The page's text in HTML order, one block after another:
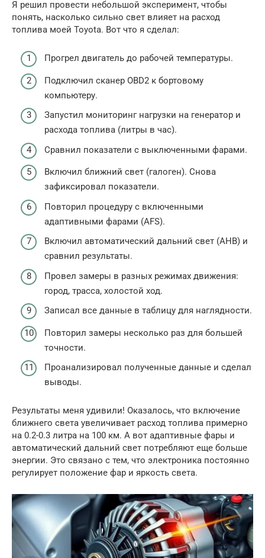
Я решил провести небольшой эксперимент, чтобы
понять, насколько сильно свет влияет на расход
топлива моей Toyota. Вот что я сделал:
Прогрел двигатель до рабочей температуры.
Подключил сканер OBD2 к бортовому
компьютеру.
Запустил мониторинг нагрузки на генератор и
расхода топлива (литры в час).
Сравнил показатели с выключенными фарами.
Включил ближний свет (галоген). Снова
зафиксировал показатели.
Повторил процедуру с включенными
адаптивными фарами (AFS).
Включил автоматический дальний свет (AHB) и
сравнил результаты.
Провел замеры в разных режимах движения:
город, трасса, холостой ход.
Записал все данные в таблицу для наглядности.
Повторил замеры несколько раз для большей
точности.
Проанализировал полученные данные и сделал
выводы.
Результаты меня удивили! Оказалось, что включение
ближнего света увеличивает расход топлива примерно
на 0.2-0.3 литра на 100 км. А вот адаптивные фары и
автоматический дальний свет потребляют еще больше
энергии. Это связано с тем, что электроника постоянно
регулирует положение фар и яркость света.